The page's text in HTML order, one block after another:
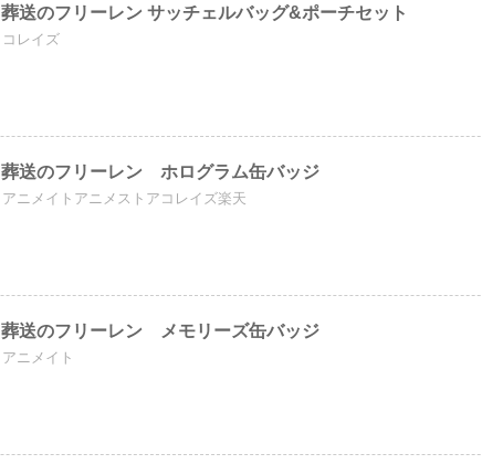
葬送のフリーレン サッチェルバッグ&ポーチセット
コレイズ
葬送のフリーレン ホログラム缶バッジ
アニメイトアニメストアコレイズ楽天
葬送のフリーレン メモリーズ缶バッジ
アニメイト